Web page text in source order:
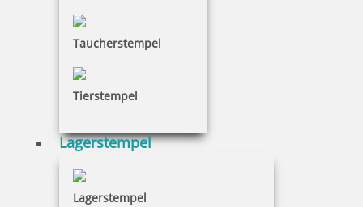
Taucherstempel
Tierstempel
Lagerstempel
Lagerstempel
Trodat Printy 4916 Textstempel Abdruckfläche 69 x 9 mm
Jetzt gestalten